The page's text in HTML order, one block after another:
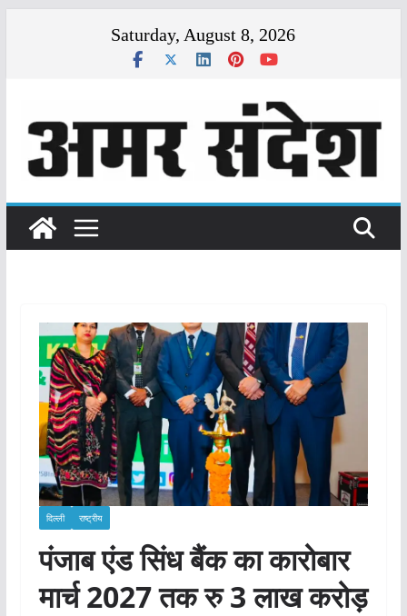
Saturday, August 8, 2026
दिल्ली राष्ट्रीय
पंजाब एंड सिंध बैंक का कारोबार
मार्च 2027 तक रु 3 लाख करोड़